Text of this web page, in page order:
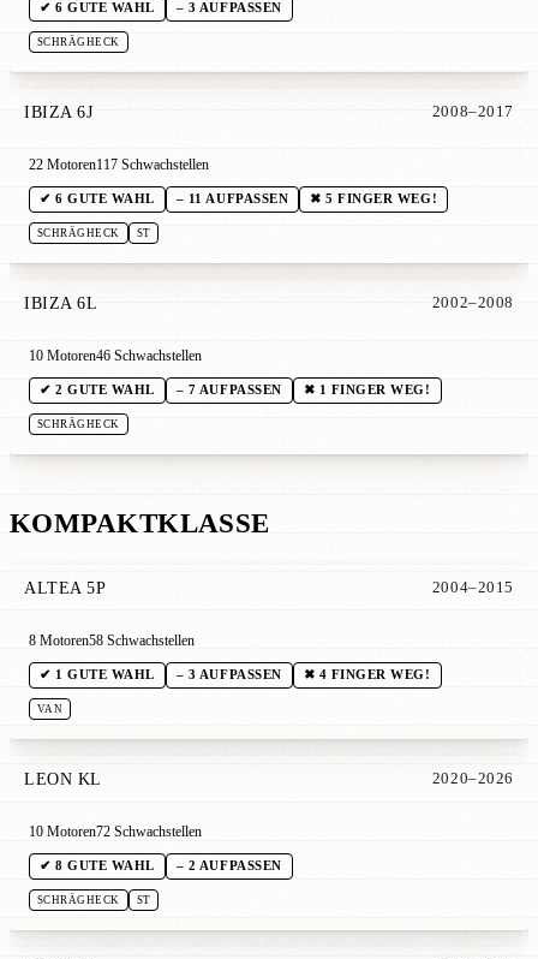
✔ 6 GUTE WAHL – 3 AUFPASSEN
SCHRÄGHECK
IBIZA 6J 2008–2017
22 Motoren117 Schwachstellen
✔ 6 GUTE WAHL – 11 AUFPASSEN ✖ 5 FINGER WEG!
SCHRÄGHECK ST
IBIZA 6L 2002–2008
10 Motoren46 Schwachstellen
✔ 2 GUTE WAHL – 7 AUFPASSEN ✖ 1 FINGER WEG!
SCHRÄGHECK
KOMPAKTKLASSE
ALTEA 5P 2004–2015
8 Motoren58 Schwachstellen
✔ 1 GUTE WAHL – 3 AUFPASSEN ✖ 4 FINGER WEG!
VAN
LEON KL 2020–2026
10 Motoren72 Schwachstellen
✔ 8 GUTE WAHL – 2 AUFPASSEN
SCHRÄGHECK ST